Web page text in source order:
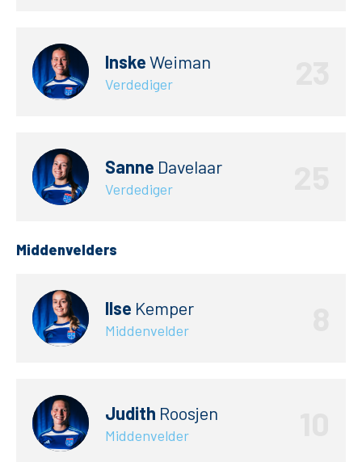
InskeWeiman
Verdediger
Sanne Davelaar
Verdediger
Middenvelders
Ilse Kemper
Middenvelder
Judith Roosjen
Middenvelder